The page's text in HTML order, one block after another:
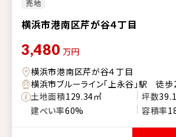
売地
横浜市港南区芹が谷４丁目
3,480 万円
横浜市港南区芹が谷４丁目
横浜市ブルーライン「上永谷」駅 徒
土地面積129.34㎡ 坪数
建ぺい率60% 容積率